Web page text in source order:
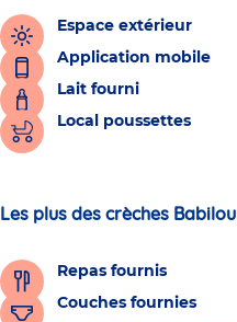
Espace extérieur
Application mobile
Lait fourni
Local poussettes
Les plus des crèches Babilou
Repas fournis
Couches fournies